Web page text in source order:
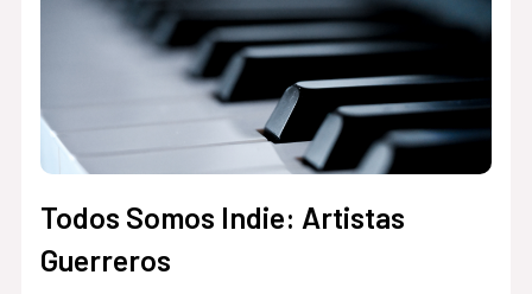
Todos Somos Indie: Artistas
Guerreros